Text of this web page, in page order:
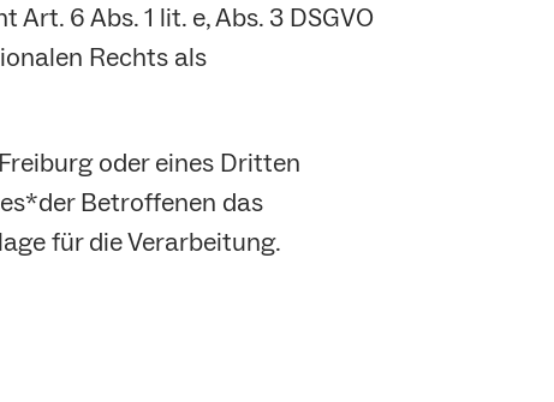
6 Abs. 1 lit. e, Abs. 3 DSGVO
Rechts als
oder eines Dritten
Betroffenen das
für die Verarbeitung.